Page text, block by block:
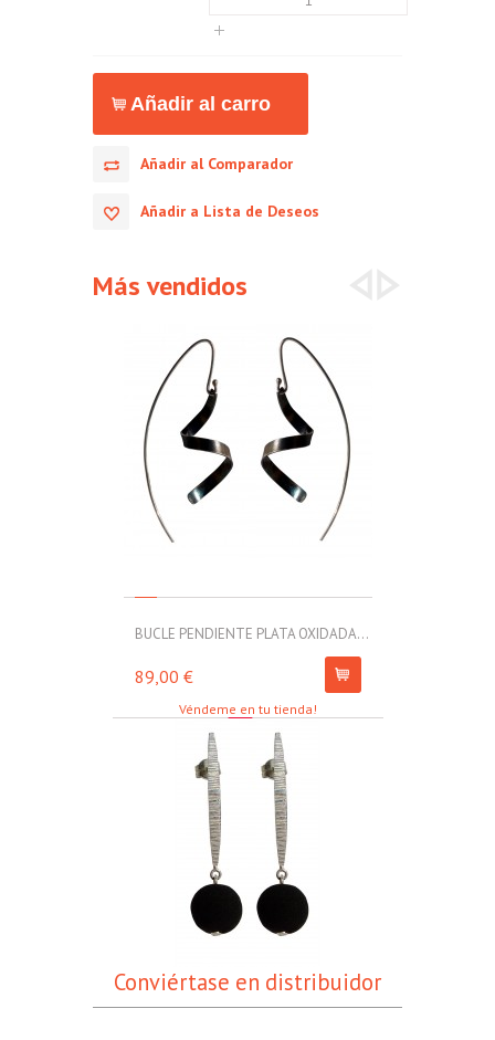
Añadir al Comparador
Añadir a Lista de Deseos
Más vendidos
BUCLE PENDIENTE PLATA OXIDADA...
89,00 €
Véndeme en tu tienda!
Conviértase en distribuidor